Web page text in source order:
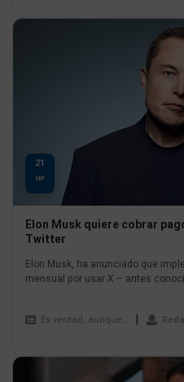
21
SEP
Elon Musk quiere cobrar
Twitter
Elon Musk, ha anunciado que
mensual por usar X – antes
Es verdad, aunque…